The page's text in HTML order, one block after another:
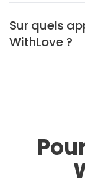
Sur quels
WithLove ?